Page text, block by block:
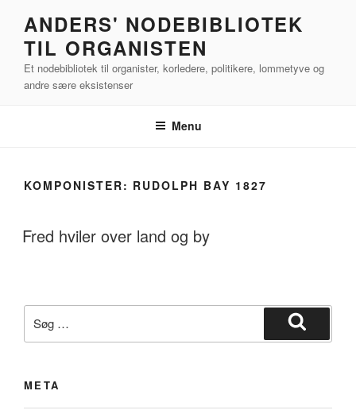
indhold
ANDERS' NODEBIBLIOTEK
TIL ORGANISTEN
Et nodebibliotek til organister, korledere, politikere, lommetyve og
andre sære eksistenser
Menu
KOMPONISTER: RUDOLPH BAY 1827
Fred hviler over land og by
efter:
Søg
META